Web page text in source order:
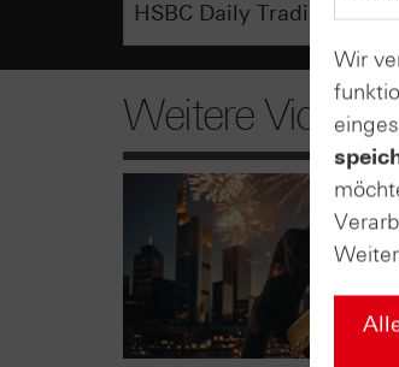
Weitere Videos
Wir